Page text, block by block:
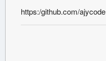
https:/github.com/ajycode